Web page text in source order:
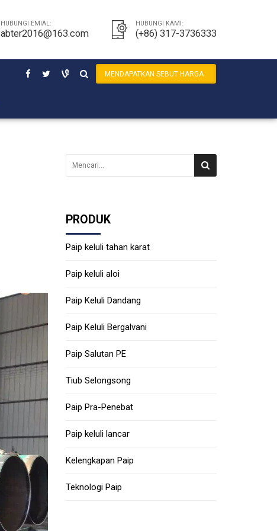
HUBUNGI EMIAL:
abter2016@163.com
HUBUNGI KAMI:
(+86) 317-3736333
MENDAPATKAN SEBUT HARGA
PRODUK
Paip keluli tahan karat
Paip keluli aloi
Paip Keluli Dandang
Paip Keluli Bergalvani
Paip Salutan PE
Tiub Selongsong
Paip Pra-Penebat
Paip keluli lancar
Kelengkapan Paip
Teknologi Paip